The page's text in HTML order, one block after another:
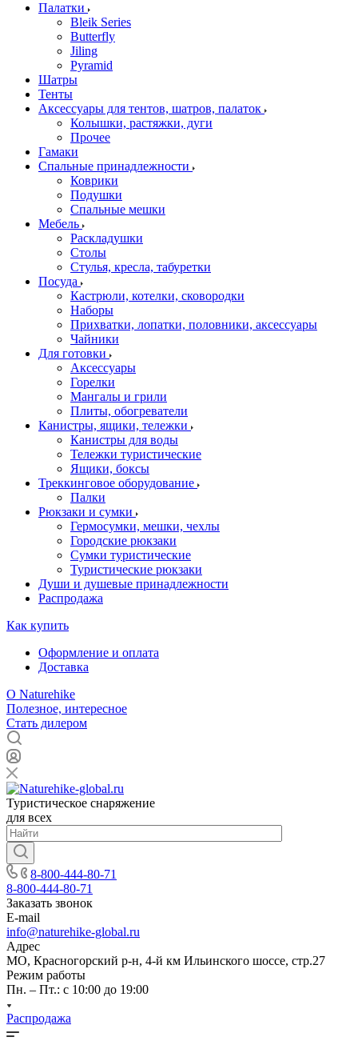
Палатки
Bleik Series
Butterfly
Jiling
Pyramid
Шатры
Тенты
Аксессуары для тентов, шатров, палаток
Колышки, растяжки, дуги
Прочее
Гамаки
Спальные принадлежности
Коврики
Подушки
Спальные мешки
Мебель
Раскладушки
Столы
Стулья, кресла, табуретки
Посуда
Кастрюли, котелки, сковородки
Наборы
Прихватки, лопатки, половники, аксессуары
Чайники
Для готовки
Аксессуары
Горелки
Мангалы и грили
Плиты, обогреватели
Канистры, ящики, тележки
Канистры для воды
Тележки туристические
Ящики, боксы
Треккинговое оборудование
Палки
Рюкзаки и сумки
Гермосумки, мешки, чехлы
Городские рюкзаки
Сумки туристические
Туристические рюкзаки
Души и душевые принадлежности
Распродажа
Как купить
Оформление и оплата
Доставка
О Naturehike
Полезное, интересное
Стать дилером
Туристическое снаряжение
для всех
8-800-444-80-71
8-800-444-80-71
Заказать звонок
E-mail
info@naturehike-global.ru
Адрес
МО, Красногорский р-н, 4-й км Ильинского шоссе, стр.27
Режим работы
Пн. – Пт.: с 10:00 до 19:00
Распродажа